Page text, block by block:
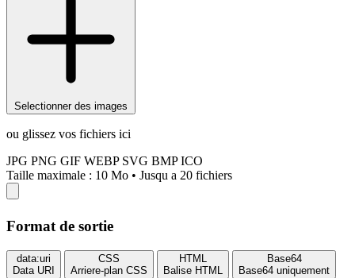
Selectionner des images
ou glissez vos fichiers ici
JPG PNG GIF WEBP SVG BMPICO
Taille maximale : 10 Mo • Jusqu a 20 fichiers
Format de sortie
data:uri
Data URI
CSS
Arriere-plan CSS
HTML
Balise HTML
Base64
Base64 uniquement